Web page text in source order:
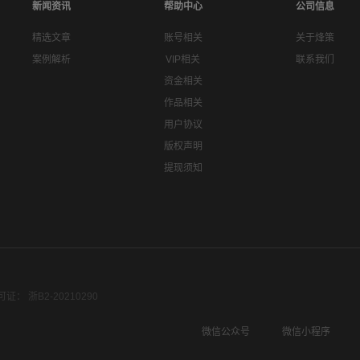
新闻资讯
精选文章
案例解析
帮助中心
账号相关
VIP相关
资金相关
作品相关
用户协议
版权声明
提现须知
公司信息
关于烽策
联系我们
证： 浙B2-20210290
微信公众号
微信小程序